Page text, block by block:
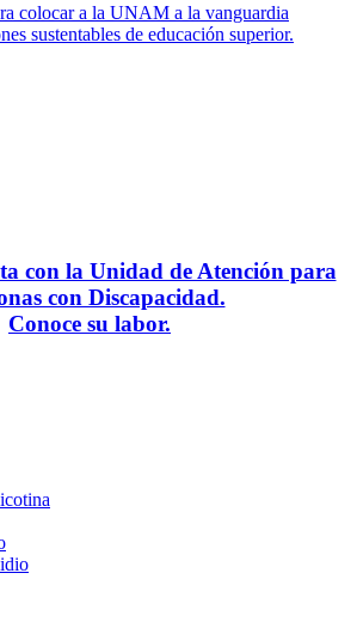
colocar a la UNAM a la vanguardia
sustentables de educación superior.
con la Unidad de Atención para
con Discapacidad.
Conoce su labor.